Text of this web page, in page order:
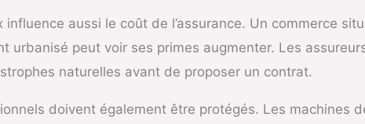
aussi le coût de l’assurance. Un commerce
urbanisé peut voir ses primes augmenter. Les
naturelles avant de proposer un contrat.
doivent également être protégés. Les machines